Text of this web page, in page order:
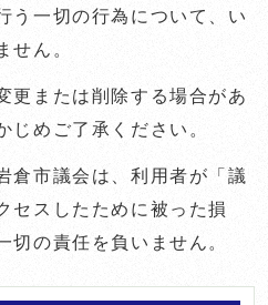
う一切の行為について、い
せん。
更または削除する場合があ
じめご了承ください。
倉市議会は、利用者が「議
セスしたために被った損
切の責任を負いません。